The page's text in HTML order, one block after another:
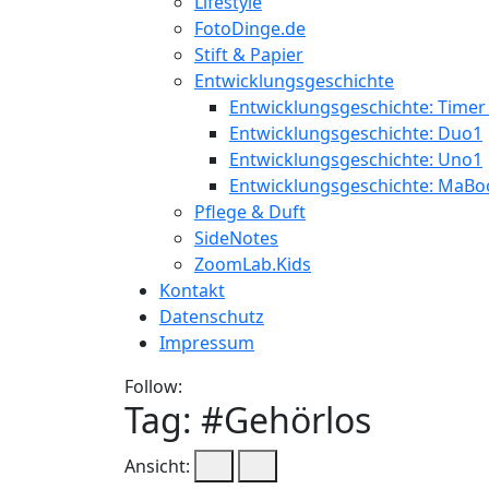
FotoDinge.de
Stift & Papier
Entwicklungsgeschichte
Entwicklungsgeschichte: Timer
Entwicklungsgeschichte: Duo1
Entwicklungsgeschichte: Uno1
Entwicklungsgeschichte:
Pflege & Duft
SideNotes
ZoomLab.Kids
Kontakt
Datenschutz
Impressum
Follow:
Tag: #Gehörlos
Ansicht: